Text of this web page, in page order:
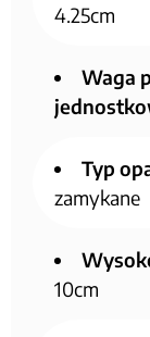
4.25cm
Waga
Typ
zamykane
10cm